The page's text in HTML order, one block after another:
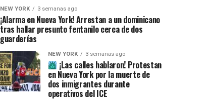
NEW YORK 3 semanas ago
¡Alarma en Nueva York! Arrestan a un dominicano
tras hallar presunto fentanilo cerca de dos
guarderías
NEW YORK 3 semanas ago
¡Las calles hablaron! Protestan
en Nueva York por la muerte de
dos inmigrantes durante
operativos del ICE